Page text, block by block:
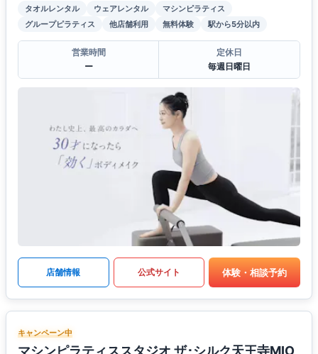
タオルレンタル ウェアレンタル
マシンピラティス
グループピラティス
他店舗利用 無料体験 駅から5分以内
営業時間
ー
定休日
毎週日曜日
店舗情報 公式サイト 体験・相談予約
キャンペーン中
マシンピラティススタジオ ザ･シルク天王寺MIO